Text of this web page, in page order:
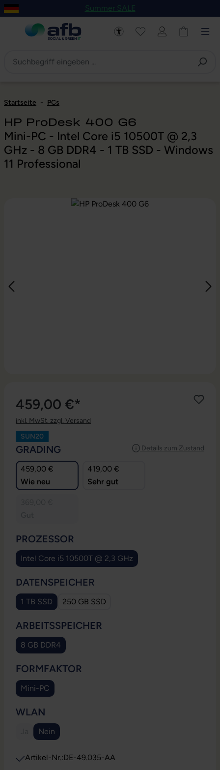
Hauptinhalt springen
Zur Navigation der B2B-Plattform springen
Summer SALE
Startseite - PCs
HP ProDesk 400 G6
Mini-PC - Intel Core i5 10500T @ 2,3
GHz - 8 GB DDR4 - 1 TB SSD - Windows
11 Professional
Bildergalerie überspringen
459,00 €*
inkl. MwSt. zzgl. Versand
SUN20
Details zum Zustand
GRADING
459,00 €
Wie neu
419,00 €
Sehr gut
PROZESSOR
Intel Core i5 10500T @ 2,3 GHz
DATENSPEICHER
1 TB SSD 250 GB SSD
ARBEITSSPEICHER
8 GB DDR4
FORMFAKTOR
Mini-PC
WLAN
(Diese Option ist zurzeit nicht verfügbar.)
Nein
Artikel-Nr.:DE-49.035-AA